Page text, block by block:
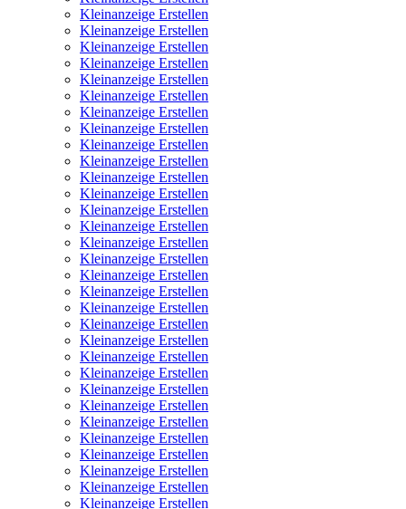
Kleinanzeige Erstellen
Kleinanzeige Erstellen
Kleinanzeige Erstellen
Kleinanzeige Erstellen
Kleinanzeige Erstellen
Kleinanzeige Erstellen
Kleinanzeige Erstellen
Kleinanzeige Erstellen
Kleinanzeige Erstellen
Kleinanzeige Erstellen
Kleinanzeige Erstellen
Kleinanzeige Erstellen
Kleinanzeige Erstellen
Kleinanzeige Erstellen
Kleinanzeige Erstellen
Kleinanzeige Erstellen
Kleinanzeige Erstellen
Kleinanzeige Erstellen
Kleinanzeige Erstellen
Kleinanzeige Erstellen
Kleinanzeige Erstellen
Kleinanzeige Erstellen
Kleinanzeige Erstellen
Kleinanzeige Erstellen
Kleinanzeige Erstellen
Kleinanzeige Erstellen
Kleinanzeige Erstellen
Kleinanzeige Erstellen
Kleinanzeige Erstellen
Kleinanzeige Erstellen
Kleinanzeige Erstellen